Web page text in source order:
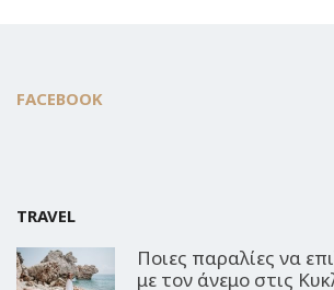
FACEBOOK
TRAVEL
Ποιες παραλίες να
με τον άνεμο στις